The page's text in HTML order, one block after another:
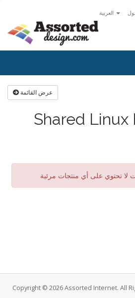
عرض القائمة
Shared Linux
Copyright © 2026 Assorted Internet. All